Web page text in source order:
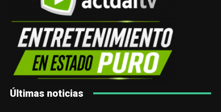
Últimas noticias